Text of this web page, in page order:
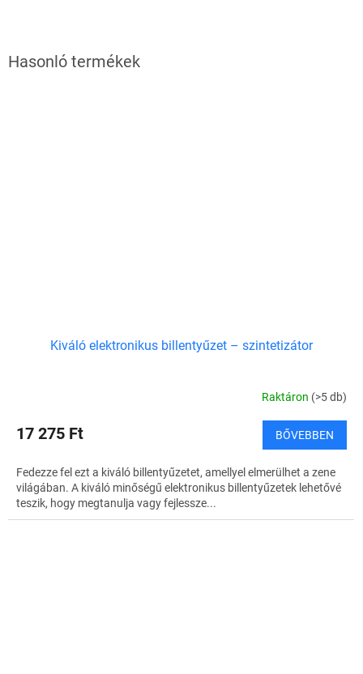
Kiváló elektronikus billentyűzet – szintetizátor
Raktáron (>5 db)
17 275 Ft BŐVEBBEN
Fedezze fel ezt a kiváló billentyűzetet, amellyel elmerülhet a zene
világában. A kiváló minőségű elektronikus billentyűzetek lehetővé
teszik, hogy megtanulja vagy fejlessze...